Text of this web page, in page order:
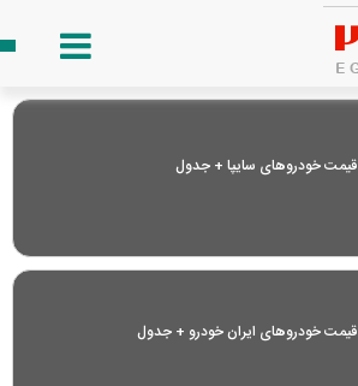
قیمت خودرو‌های سایپا + جدول
قیمت خودرو‌های ایران خودرو + جدول